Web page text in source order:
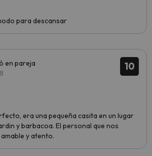
para descansar
10
en pareja
era una pequeña casita en un lugar
y barbacoa. El personal que nos
y atento.